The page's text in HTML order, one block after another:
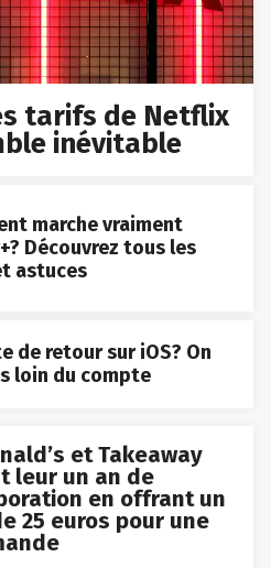
tarifs de Netflix
inévitable
marche vraiment
Découvrez tous les
astuces
de retour sur iOS? On
loin du compte
et Takeaway
leur un an de
en offrant un
25 euros pour une